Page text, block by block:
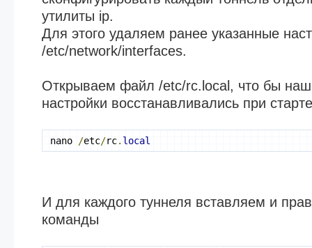
утилиты ip.
Для этого удаляем ранее указанные
/etc/network/interfaces.
Открываем файл /etc/rc.local, что бы
настройки восстанавливались при
nano /etc/rc. local
И для каждого туннеля вставляем и
команды